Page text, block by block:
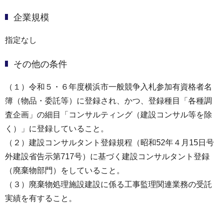
企業規模
指定なし
その他の条件
（１）令和５・６年度横浜市一般競争入札参加有資格者名
簿（物品・委託等）に登録され、かつ、登録種目「各種調
査企画」の細目「コンサルティング（建設コンサル等を除
く）」に登録していること。
（２）建設コンサルタント登録規程（昭和52年４月15日号
外建設省告示第717号）に基づく建設コンサルタント登録
（廃棄物部門）をしていること。
（３）廃棄物処理施設建設に係る工事監理関連業務の受託
実績を有すること。